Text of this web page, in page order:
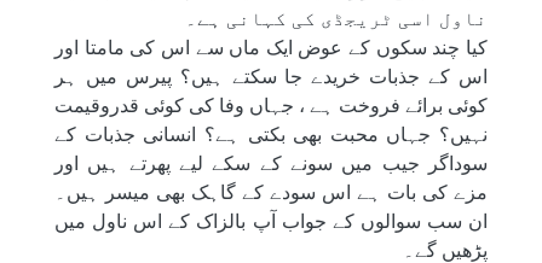
ناول اسی ٹریجڈی کی کہانی ہے۔
کیا چند سکوں کے عوض ایک ماں سے اس کی مامتا اور
اس کے جذبات خریدے جا سکتے ہیں؟ پیرس میں ہر
کوئی برائے فروخت ہے ، جہاں وفا کی کوئی قدروقیمت
نہیں؟ جہاں محبت بھی بکتی ہے؟ انسانی جذبات کے
سوداگر جیب میں سونے کے سکے لیے پھرتے ہیں اور
مزے کی بات ہے اس سودے کے گاہک بھی میسر ہیں۔
ان سب سوالوں کے جواب آپ بالزاک کے اس ناول میں
پڑھیں گے۔